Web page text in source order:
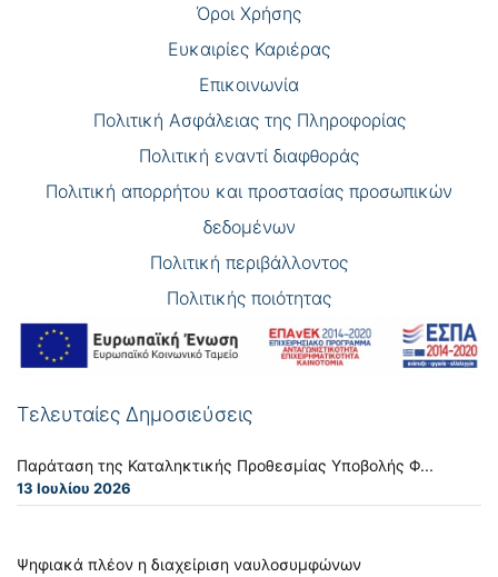
Όροι Χρήσης
Eυκαιρίες Καριέρας
Επικοινωνία
Πολιτική Ασφάλειας της Πληροφορίας
Πολιτική εναντί διαφθοράς
Πολιτική απορρήτου και προστασίας προσωπικών
δεδομένων
Πολιτική περιβάλλοντος
Πολιτικής ποιότητας
Τελευταίες Δημοσιεύσεις
Παράταση της Καταληκτικής Προθεσμίας Υποβολής Φ...
13 Ιουλίου 2026
Ψηφιακά πλέον η διαχείριση ναυλοσυμφώνων